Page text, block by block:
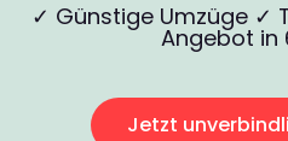
✓ Günstige Umzüge ✓
Angebot in
Jetzt